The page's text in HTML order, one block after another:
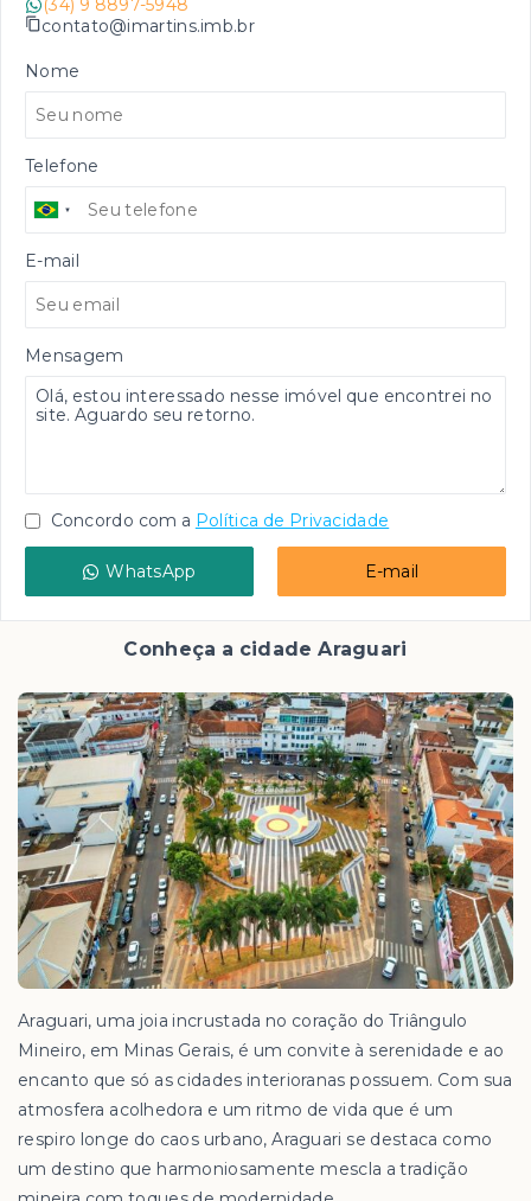
(34) 9 8897-5948
contato@imartins.imb.br
Nome
Telefone
E-mail
Mensagem
Concordo com a Política de Privacidade
WhatsApp E-mail
Conheça a cidade Araguari
Araguari, uma joia incrustada no coração do Triângulo
Mineiro, em Minas Gerais, é um convite à serenidade e ao
encanto que só as cidades interioranas possuem. Com sua
atmosfera acolhedora e um ritmo de vida que é um
respiro longe do caos urbano, Araguari se destaca como
um destino que harmoniosamente mescla a tradição